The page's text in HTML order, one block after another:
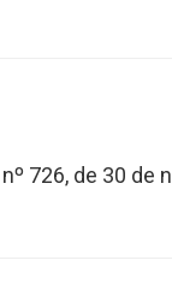
726, de 30